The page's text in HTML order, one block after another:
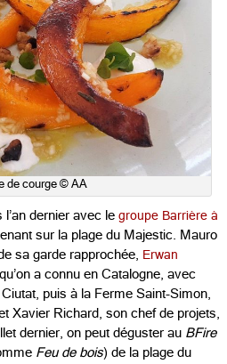
de courge © AA
l’an dernier avec le groupe Barrière à
sur la plage du Majestic. Mauro
sa garde rapprochée, Erwan
a connu en Catalogne, avec
puis à la Ferme Saint-Simon,
Xavier Richard, son chef de projets,
dernier, on peut déguster au BFire
Feu de bois) de la plage du